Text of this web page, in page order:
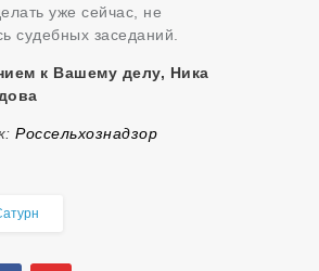
уже сейчас, не
судебных заседаний.
к Вашему делу, Ника
Россельхознадзор